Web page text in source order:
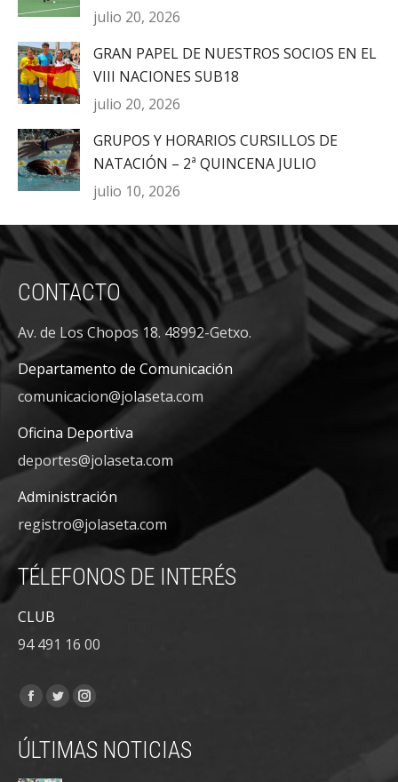
julio 20, 2026
GRAN PAPEL DE NUESTROS SOCIOS EN EL
VIII NACIONES SUB18
julio 20, 2026
GRUPOS Y HORARIOS CURSILLOS DE
NATACIÓN – 2ª QUINCENA JULIO
julio 10, 2026
CONTACTO
Av. de Los Chopos 18. 48992-Getxo.
Departamento de Comunicación
comunicacion@jolaseta.com
Oficina Deportiva
deportes@jolaseta.com
Administración
registro@jolaseta.com
TÉLEFONOS DE INTERÉS
CLUB
94 491 16 00
Encuéntranos en:
Facebook
opens
in
Twitter
opens
in
Instagram
opens
ÚLTIMAS NOTICIAS